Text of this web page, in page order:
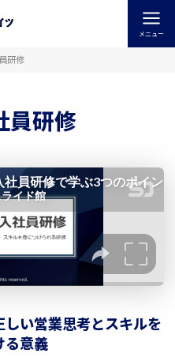
メニュー
研修
員研修
い営業思考とスキルを
る意義